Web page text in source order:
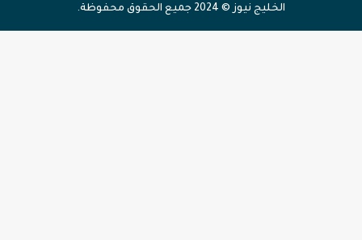
الخليج نيوز © 2024 جميع الحقوق محفوظة.